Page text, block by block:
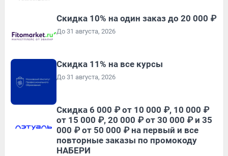
Скидка 10% на один заказ до 20 000 ₽
До 31 августа, 2026
Скидка 11% на все курсы
До 31 августа, 2026
Скидка 6 000 ₽ от 10 000 ₽, 10 000 ₽
от 15 000 ₽, 20 000 ₽ от 30 000 ₽ и 35
000 ₽ от 50 000 ₽ на первый и все
повторные заказы по промокоду
НАБЕРИ